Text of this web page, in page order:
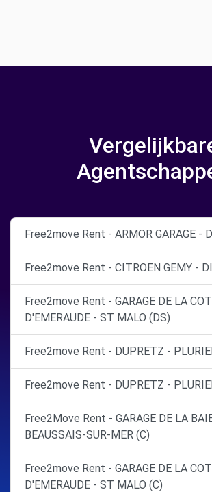
Free2move Rent - ARMOR GARAGE -
Free2move Rent - CITROEN GEMY -
Free2move Rent - GARAGE DE LA
D'EMERAUDE - ST MALO (DS)
Free2move Rent - DUPRETZ -
Free2move Rent - DUPRETZ -
Free2Move Rent - GARAGE DE LA
BEAUSSAIS-SUR-MER (C)
Free2move Rent - GARAGE DE LA
D'EMERAUDE - ST MALO (C)